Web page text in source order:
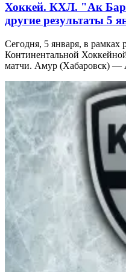
Хоккей. КХЛ. "Ак
другие результаты 5
Сегодня, 5 января, в рамках
Континентальной
матчи. Амур (Хабаровск) —